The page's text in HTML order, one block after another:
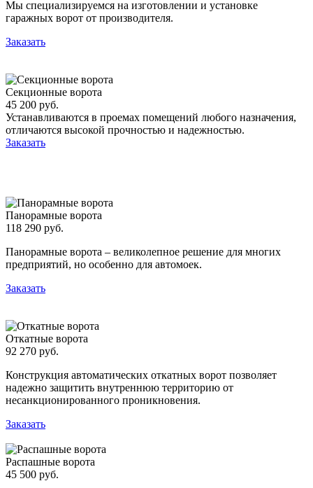
Мы специализируемся на изготовлении и установке
гаражных ворот от производителя.
Заказать
Секционные ворота
45 200 руб.
Устанавливаются в проемах помещений любого назначения,
отличаются высокой прочностью и надежностью.
Заказать
Панорамные ворота
118 290 руб.
Панорамные ворота – великолепное решение для многих
предприятий, но особенно для автомоек.
Заказать
Откатные ворота
92 270 руб.
Конструкция автоматических откатных ворот позволяет
надежно защитить внутреннюю территорию от
несанкционированного проникновения.
Заказать
Распашные ворота
45 500 руб.